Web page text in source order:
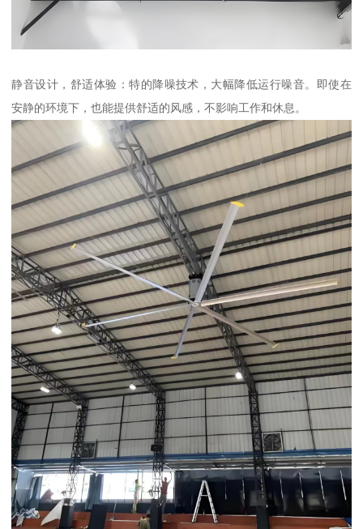
静音设计，舒适体验：特的降噪技术，大幅降低运行噪音。即使在
安静的环境下，也能提供舒适的风感，不影响工作和休息。